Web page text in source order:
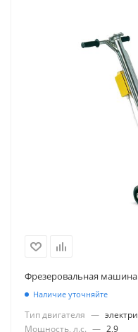
Фрезеровальная машина
Наличие уточняйте
Тип двигателя —
Мощность, л.с. — 2,9